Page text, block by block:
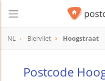
NL Biervliet Hoogstraat
Postcode